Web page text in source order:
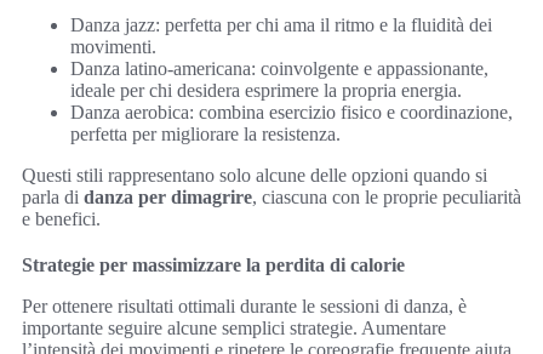
Danza jazz: perfetta per chi ama il ritmo e la fluidità dei
movimenti.
Danza latino-americana: coinvolgente e appassionante,
ideale per chi desidera esprimere la propria energia.
Danza aerobica: combina esercizio fisico e coordinazione,
perfetta per migliorare la resistenza.
Questi stili rappresentano solo alcune delle opzioni quando si
parla di danza per dimagrire, ciascuna con le proprie peculiarità
e benefici.
Strategie per massimizzare la perdita di calorie
Per ottenere risultati ottimali durante le sessioni di danza, è
importante seguire alcune semplici strategie. Aumentare
l’intensità dei movimenti e ripetere le coreografie frequente aiuta